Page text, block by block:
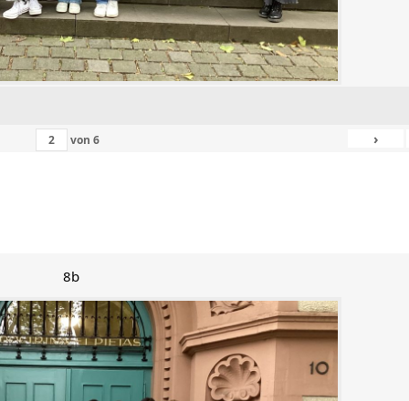
von 6 ›
8b